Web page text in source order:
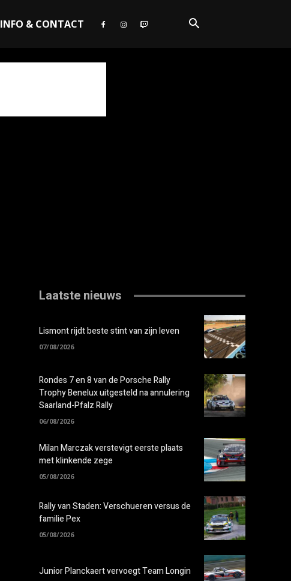
INFO & CONTACT
Laatste nieuws
Lismont rijdt beste stint van zijn leven
07/08/2026
Rondes 7 en 8 van de Porsche Rally
Trophy Benelux uitgesteld na annulering
Saarland-Pfalz Rally
06/08/2026
Milan Marczak verstevigt eerste plaats
met klinkende zege
05/08/2026
Rally van Staden: Verschueren versus de
familie Pex
05/08/2026
Junior Planckaert vervoegt Team Longin